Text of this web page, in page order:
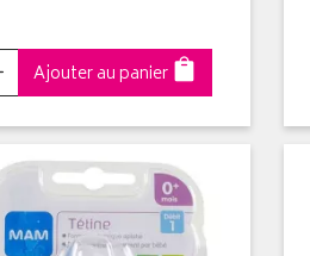
Choisir
Ajouter au panier